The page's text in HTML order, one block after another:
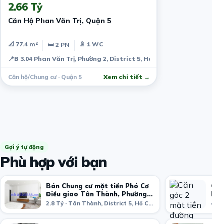
2.66 Tỷ
Căn Hộ Phan Văn Trị, Quận 5
📐 77.4 m² 🛏 2 PN
🚿 1 WC
📍B 3.04 Phan Văn Trị, Phường 2, District 5, Ho Chi Minh City,
Căn hộ/Chung cư · Quận 5 Xem chi tiết →
Gợi ý tự động
Phù hợp với bạn
Bán Chung cư mặt tiền Phó Cơ
Điều giao Tân Thành, Phường
12
2.8 Tỷ · Tân Thành, District 5, Hồ Chí Minh, Việt Nam